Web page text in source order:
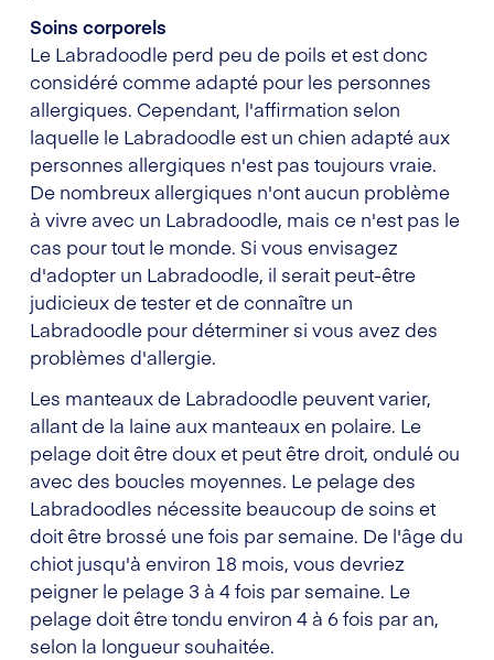
Soins corporels
Le Labradoodle perd peu de poils et est donc
considéré comme adapté pour les personnes
allergiques. Cependant, l'affirmation selon
laquelle le Labradoodle est un chien adapté aux
personnes allergiques n'est pas toujours vraie.
De nombreux allergiques n'ont aucun problème
à vivre avec un Labradoodle, mais ce n'est pas le
cas pour tout le monde. Si vous envisagez
d'adopter un Labradoodle, il serait peut-être
judicieux de tester et de connaître un
Labradoodle pour déterminer si vous avez des
problèmes d'allergie.
Les manteaux de Labradoodle peuvent varier,
allant de la laine aux manteaux en polaire. Le
pelage doit être doux et peut être droit, ondulé ou
avec des boucles moyennes. Le pelage des
Labradoodles nécessite beaucoup de soins et
doit être brossé une fois par semaine. De l'âge du
chiot jusqu'à environ 18 mois, vous devriez
peigner le pelage 3 à 4 fois par semaine. Le
pelage doit être tondu environ 4 à 6 fois par an,
selon la longueur souhaitée.